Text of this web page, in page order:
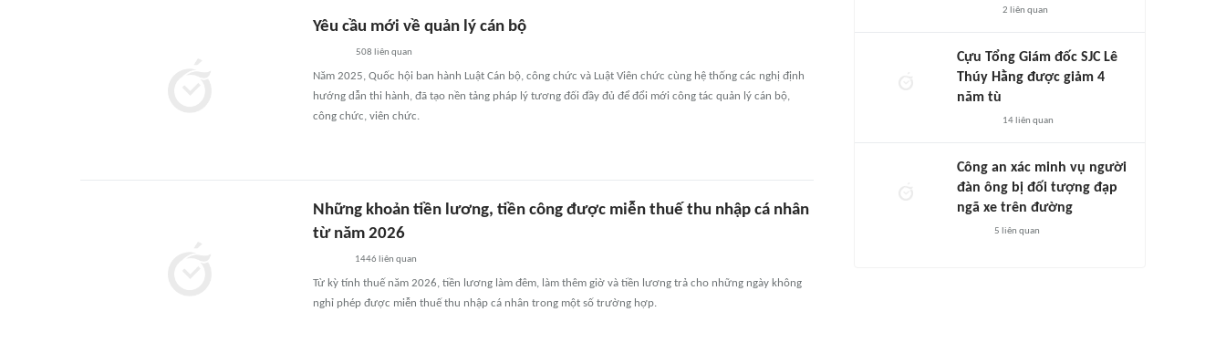
Yêu cầu mới về quản lý cán bộ
508 liên quan
Năm 2025, Quốc hội ban hành Luật Cán bộ, công chức và Luật Viên chức cùng hệ thống các nghị định
hướng dẫn thi hành, đã tạo nền tảng pháp lý tương đối đầy đủ để đổi mới công tác quản lý cán bộ,
công chức, viên chức.
Những khoản tiền lương, tiền công được miễn thuế thu nhập cá nhân
từ năm 2026
1446 liên quan
Từ kỳ tính thuế năm 2026, tiền lương làm đêm, làm thêm giờ và tiền lương trả cho những ngày không
nghỉ phép được miễn thuế thu nhập cá nhân trong một số trường hợp.
2 liên quan
Cựu Tổng Giám đốc SJC Lê
Thúy Hằng được giảm 4
năm tù
14 liên quan
Công an xác minh vụ người
đàn ông bị đối tượng đạp
ngã xe trên đường
5 liên quan